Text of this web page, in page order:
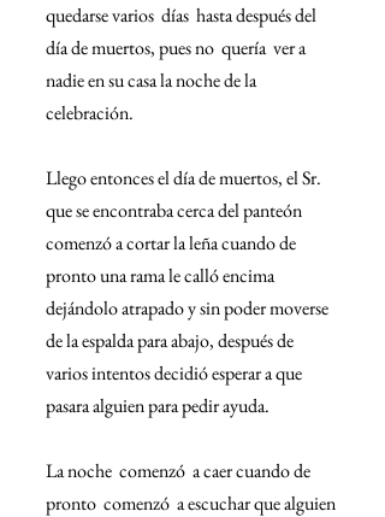
quedarse varios  días  hasta después del
día de muertos, pues no  quería  ver a
nadie en su casa la noche de la
celebración.
Llego entonces el día de muertos, el Sr.
que se encontraba cerca del panteón
comenzó a cortar la leña cuando de
pronto una rama le calló encima
dejándolo atrapado y sin poder moverse
de la espalda para abajo, después de
varios intentos decidió esperar a que
pasara alguien para pedir ayuda.
La noche  comenzó  a caer cuando de
pronto  comenzó  a escuchar que alguien